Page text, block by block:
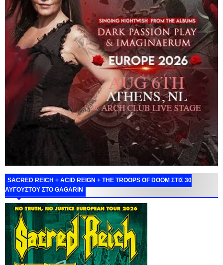
SACRED REICH + ACID REIGN + THE TROOPS OF DOOM ΣΤΙΣ 30
ΑΥΓΟΥΣΤΟΥ ΣΤΟ GAGARIN